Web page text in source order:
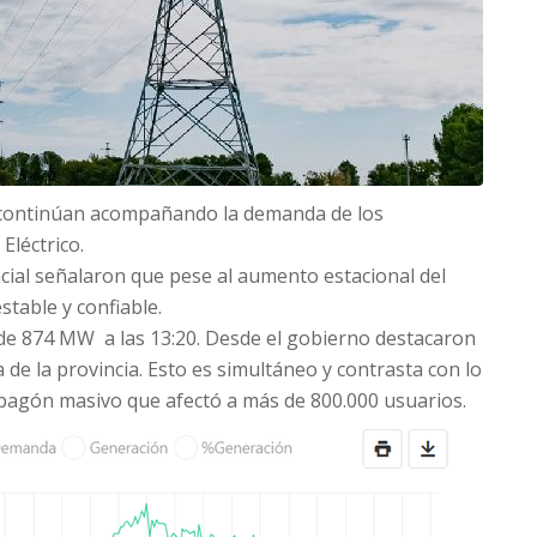
acompañando la demanda de los
señalaron que pese al aumento estacional del
y confiable.
874 MW a las 13:20. Desde el gobierno destacaron
la provincia. Esto es simultáneo y contrasta con lo
masivo que afectó a más de 800.000 usuarios.